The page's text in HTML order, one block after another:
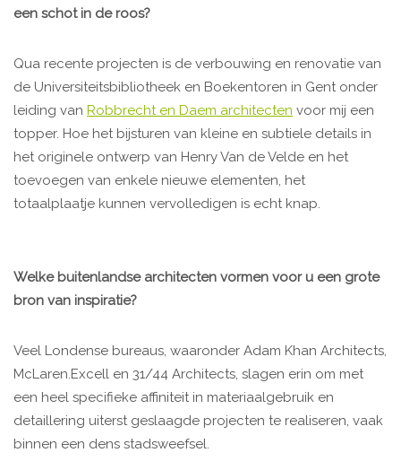
een schot in de roos?
Qua recente projecten is de verbouwing en renovatie van
de Universiteitsbibliotheek en Boekentoren in Gent onder
leiding van Robbrecht en Daem architecten voor mij een
topper. Hoe het bijsturen van kleine en subtiele details in
het originele ontwerp van Henry Van de Velde en het
toevoegen van enkele nieuwe elementen, het
totaalplaatje kunnen vervolledigen is echt knap.
Welke buitenlandse architecten vormen voor u een grote
bron van inspiratie?
Veel Londense bureaus, waaronder Adam Khan Architects,
McLaren.Excell en 31/44 Architects, slagen erin om met
een heel specifieke affiniteit in materiaalgebruik en
detaillering uiterst geslaagde projecten te realiseren, vaak
binnen een dens stadsweefsel.